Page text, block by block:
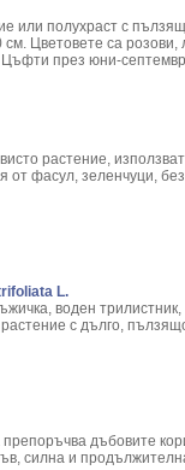
или полухраст с
см. Цветовете са
Цъфти през юни-
растение,
от фасул, зеленчуци,
L.
воден трилистник,
с дълго,
дъбовите
силна и